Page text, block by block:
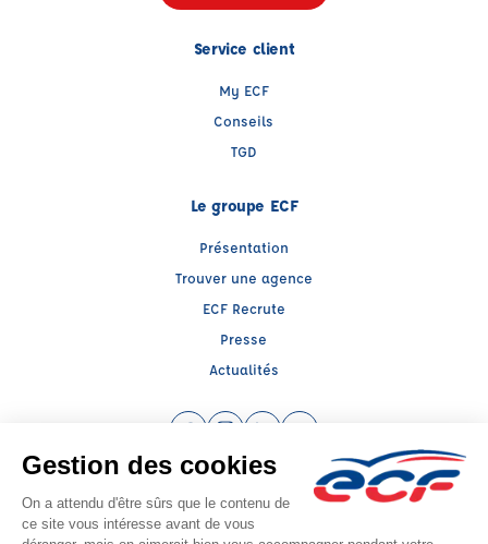
Service client
My ECF
Conseils
TGD
Le groupe ECF
Présentation
Trouver une agence
ECF Recrute
Presse
Actualités
Facebook (nouvelle fenêtre)
Instagram (nouvelle fenêtre)
LinkedIn (nouvelle fenêtre)
YouTube (nouvelle
Raison sociale : ENT GIRAULT YANIC - Capital social: 0€
SIREN: 452648256 - Numéro de TVA intracommunautaire: FR 70 452648256
Agrément n°E1503800310